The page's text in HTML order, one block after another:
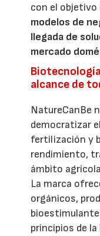
con el objetivo
modelos de
llegada de
mercado
alcance de
NatureCanBe
democratizar
fertilización y
rendimiento,
ámbito
La marca
orgánicos,
principios de